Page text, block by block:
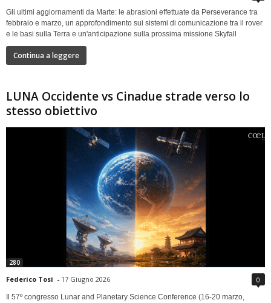
Gli ultimi aggiornamenti da Marte: le abrasioni effettuate da Perseverance tra
febbraio e marzo, un approfondimento sui sistemi di comunicazione tra il rover
e le basi sulla Terra e un'anticipazione sulla prossima missione Skyfall
Continua a leggere
LUNA Occidente vs Cinadue strade verso lo
stesso obiettivo
280
Federico Tosi - 17 Giugno 2026 0
Il 57º congresso Lunar and Planetary Science Conference (16-20 marzo,